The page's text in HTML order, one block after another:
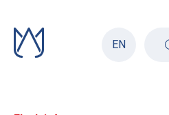
content
EN